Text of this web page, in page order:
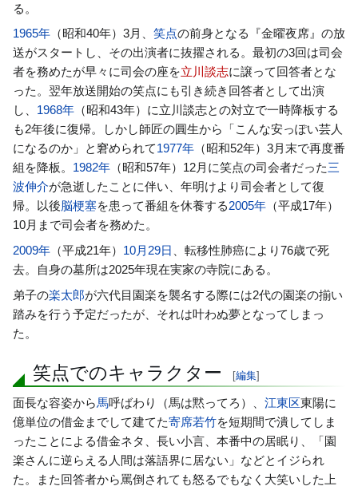
る。
1965年 （昭和40年）3月、 笑点の前身となる『金曜夜席』の放
送がスタートし、その出演者に抜擢される。最初の3回は司会
者を務めたが早々に司会の座を立川談志に譲って回答者とな
った。翌年放送開始の笑点にも引き続き回答者として出演
し、 1968年 （昭和43年）に立川談志との対立で一時降板する
も2年後に復帰。しかし師匠の圓生から「こんな安っぽい芸人
になるのか」と窘められて1977年 （昭和52年）3月末で再度番
組を降板。 1982年 （昭和57年）12月に笑点の司会者だった三
波伸介が急逝したことに伴い、年明けより司会者として復
帰。以後脳梗塞を患って番組を休養する2005年 （平成17年）
10月まで司会者を務めた。
2009年 （平成21年） 10月29日
、転移性肺癌により76歳で死
去。自身の墓所は2025年現在実家の寺院にある。
弟子の楽太郎が六代目園楽を襲名する際には2代の園楽の揃い
踏みを行う予定だったが、それは叶わぬ夢となってしまっ
た。
笑点でのキャラクター [編集]
面長な容姿から馬呼ばわり（馬は黙ってろ）、 江東区東陽に
億単位の借金までして建てた寄席若竹を短期間で潰してしま
ったことによる借金ネタ、長い小言、本番中の居眠り、「園
楽さんに逆らえる人間は落語界に居ない」などとイジられ
た。また回答者から罵倒されても怒るでもなく大笑いした上